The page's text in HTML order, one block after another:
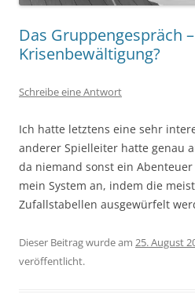
Das Gruppengespräch
Krisenbewältigung?
Schreibe eine Antwort
Ich hatte letztens eine sehr
anderer Spielleiter hatte genau
da niemand sonst ein
mein System an, indem die
Zufallstabellen ausgewürfelt
Dieser Beitrag wurde am 25. August
veröffentlicht.